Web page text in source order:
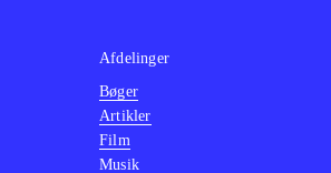
Afdelinger
Bøger
Artikler
Film
Musik